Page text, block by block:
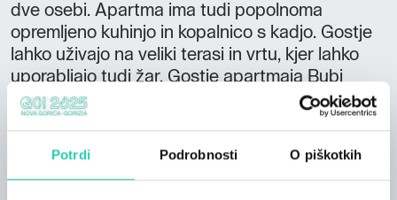
Potrdi Podrobnosti O piškotkih
dve osebi. Apartma ima tudi popolnoma
opremljeno kuhinjo in kopalnico s kadjo. Gostje
lahko uživajo na veliki terasi in vrtu, kjer lahko
uporabljajo tudi žar. Gostje apartmaja Bubi
imajo 20-odstotni popust na rafting.